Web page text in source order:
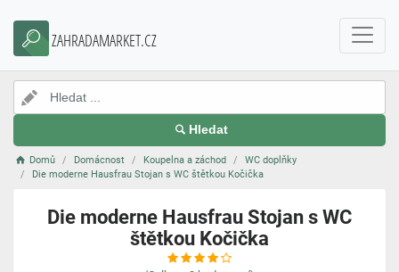
ZAHRADAMARKET.CZ
Hledat
Domů Domácnost Koupelna a záchod
WC doplňky
Die moderne Hausfrau Stojan s WC štětkou Kočička
Die moderne Hausfrau Stojan s WC
štětkou Kočička